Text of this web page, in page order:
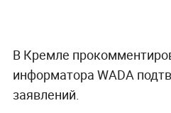
В Кремле
информатора WADA
заявлений.